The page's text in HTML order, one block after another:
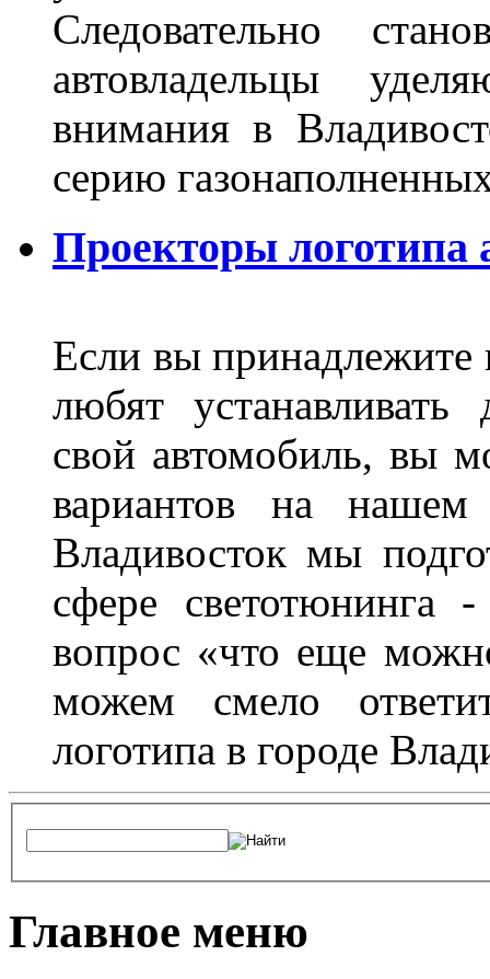
Следовательно
автовладельцы
внимания в
серию
Проекторы логотипа
Если вы принадлежите
любят устанавливать
свой автомобиль, вы
вариантов на
Владивосток мы
сфере светотюнинга
вопрос «что еще
можем смело
логотипа в городе
Главное меню